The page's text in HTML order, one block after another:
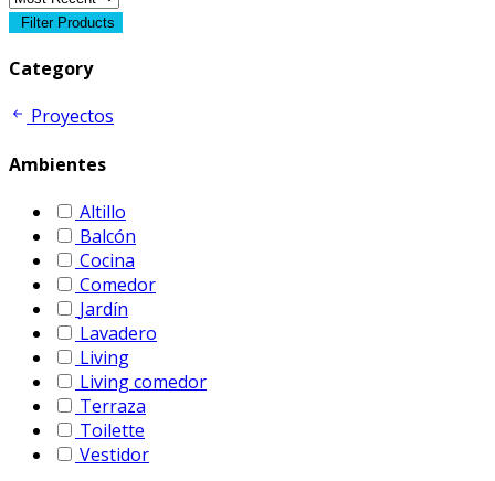
Filter Products
Category
Proyectos
Ambientes
Altillo
Balcón
Cocina
Comedor
Jardín
Lavadero
Living
Living comedor
Terraza
Toilette
Vestidor